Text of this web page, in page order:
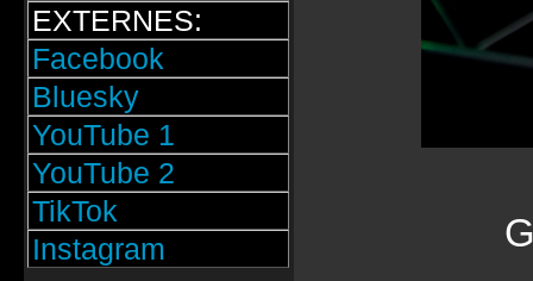
EXTERNES:
Facebook
Bluesky
YouTube 1
YouTube 2
TikTok
Instagram